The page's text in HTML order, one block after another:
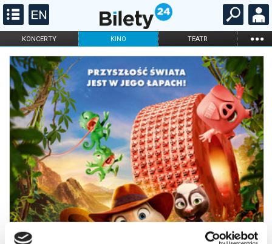
KONCERTY KINO TEATR ...
FILHARMONIA OPERA I BALET
STAND-UP
DLA DZIECI
ONLINE KARNETY